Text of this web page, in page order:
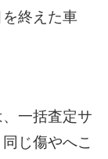
終えた車
一括査定サ
じ傷やへこ